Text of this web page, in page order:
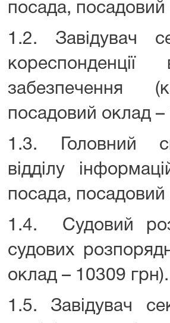
посада,
1.2. Завідувач
кореспонденції
забезпечення
посадовий оклад –
1.3. Головний
відділу
посада,
1.4. Судовий
судових
оклад – 10309 грн).
1.5. Завідувач